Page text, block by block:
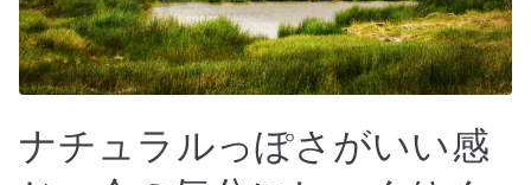
ナチュラルっぽさがいい感